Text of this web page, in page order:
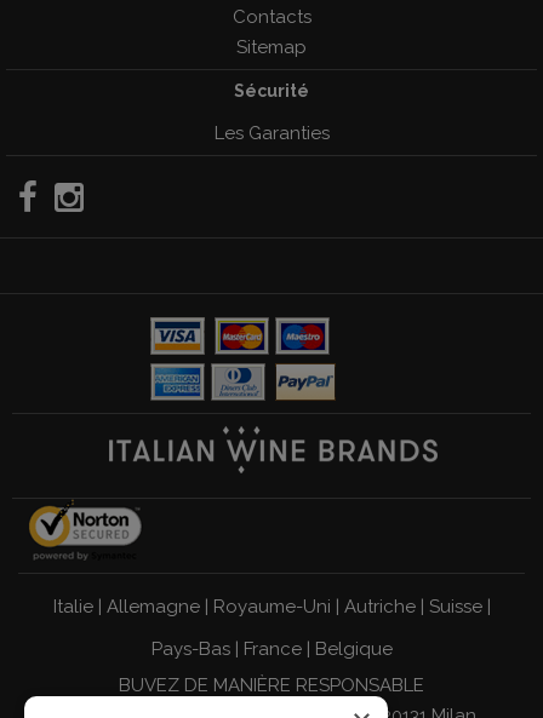
Contacts
Sitemap
Sécurité
Les Garanties
Italie| Allemagne| Royaume-Uni | Autriche| Suisse|
Pays-Bas| France| Belgique
BUVEZ DE MANIÈRE RESPONSABLE